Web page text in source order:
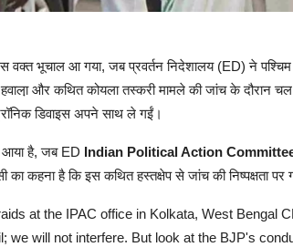
वक्त भूचाल आ गया, जब प्रवर्तन निदेशालय (ED) ने
और कथित कोयला तस्करी मामले की जांच के दौरान
डिवाइस अपने साथ ले गईं।
आया है, जब ED Indian Political Action
का कहना है कि इस कथित हस्तक्षेप से जांच की निष्पक्षता
at the IPAC office in Kolkata, West Bengal
we will not interfere. But look at the BJP's